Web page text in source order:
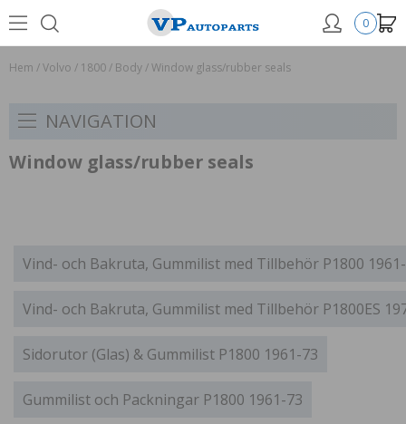
0
Hem /Volvo / 1800/ Body/Window glass/rubber seals
NAVIGATION
Window glass/rubber seals
Vind- och Bakruta, Gummilist med Tillbehör P1800
Vind- och Bakruta, Gummilist med Tillbehör P1800ES
Sidorutor (Glas) & Gummilist P1800 1961-73
Gummilist och Packningar P1800 1961-73